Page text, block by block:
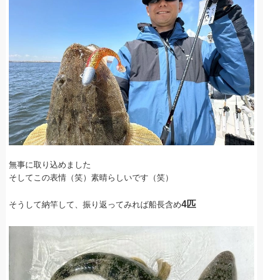
無事に取り込めました
そしてこの表情（笑）素晴らしいです（笑）
そうして納竿して、振り返ってみれば船長含め4匹